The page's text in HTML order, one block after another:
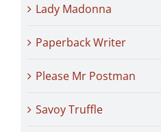
Lady Madonna
Paperback Writer
Please Mr Postman
Savoy Truffle